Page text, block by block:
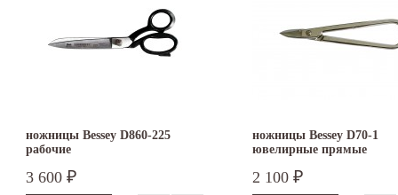
ножницы Bessey D860-225
рабочие
3 600 ₽
ножницы Bessey D70-1
ювелирные прямые
2 100 ₽